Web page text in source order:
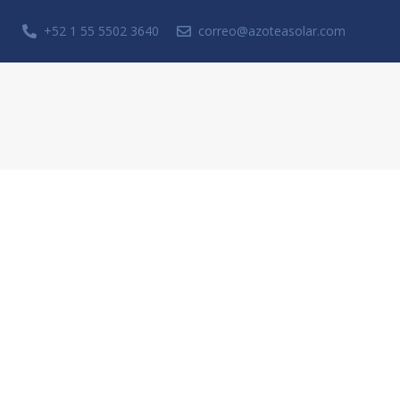
+52 1 55 5502 3640 correo@azoteasolar.com